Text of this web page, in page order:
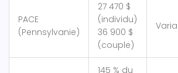
PACE
(Pennsylvanie)
27 470 $
(individu)
36 900 $
(couple)
145 % du